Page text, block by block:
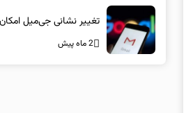
تغییر نشانی جی‌میل
2 ماه پیش